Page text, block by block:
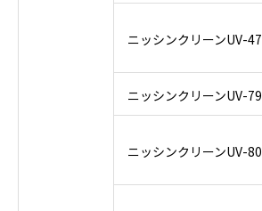
ニッシンクリーンUV-47
ニッシンクリーンUV-79
ニッシンクリーンUV-80